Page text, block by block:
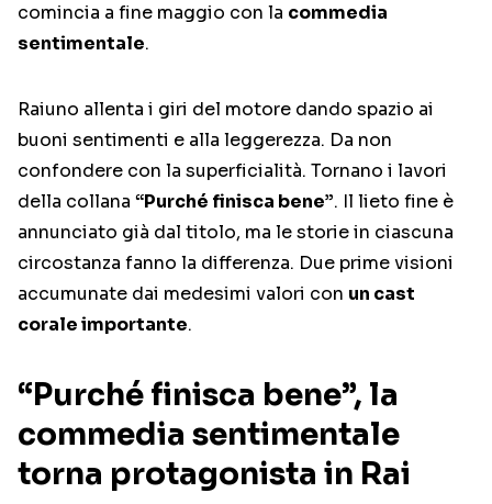
comincia a fine maggio con la commedia
sentimentale.
Raiuno allenta i giri del motore dando spazio ai
buoni sentimenti e alla leggerezza. Da non
confondere con la superficialità. Tornano i lavori
della collana “Purché finisca bene”. Il lieto fine è
annunciato già dal titolo, ma le storie in ciascuna
circostanza fanno la differenza. Due prime visioni
accumunate dai medesimi valori con un cast
corale importante.
“Purché finisca bene”, la
commedia sentimentale
torna protagonista in Rai